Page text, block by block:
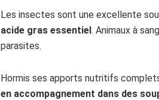
Les insectes sont une excellente
acide gras essentiel. Animaux à
parasites.
Hormis ses apports nutritifs
en accompagnement dans des